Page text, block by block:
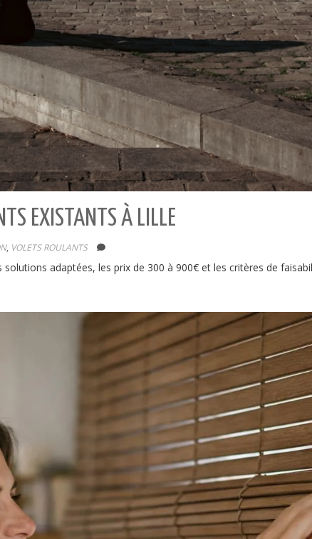
EXISTANTS À LILLE
, VOLETS ROULANTS
adaptées, les prix de 300 à 900€ et les critères de